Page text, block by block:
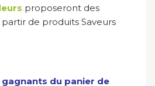
proposeront des
de produits Saveurs
gagnants du panier de